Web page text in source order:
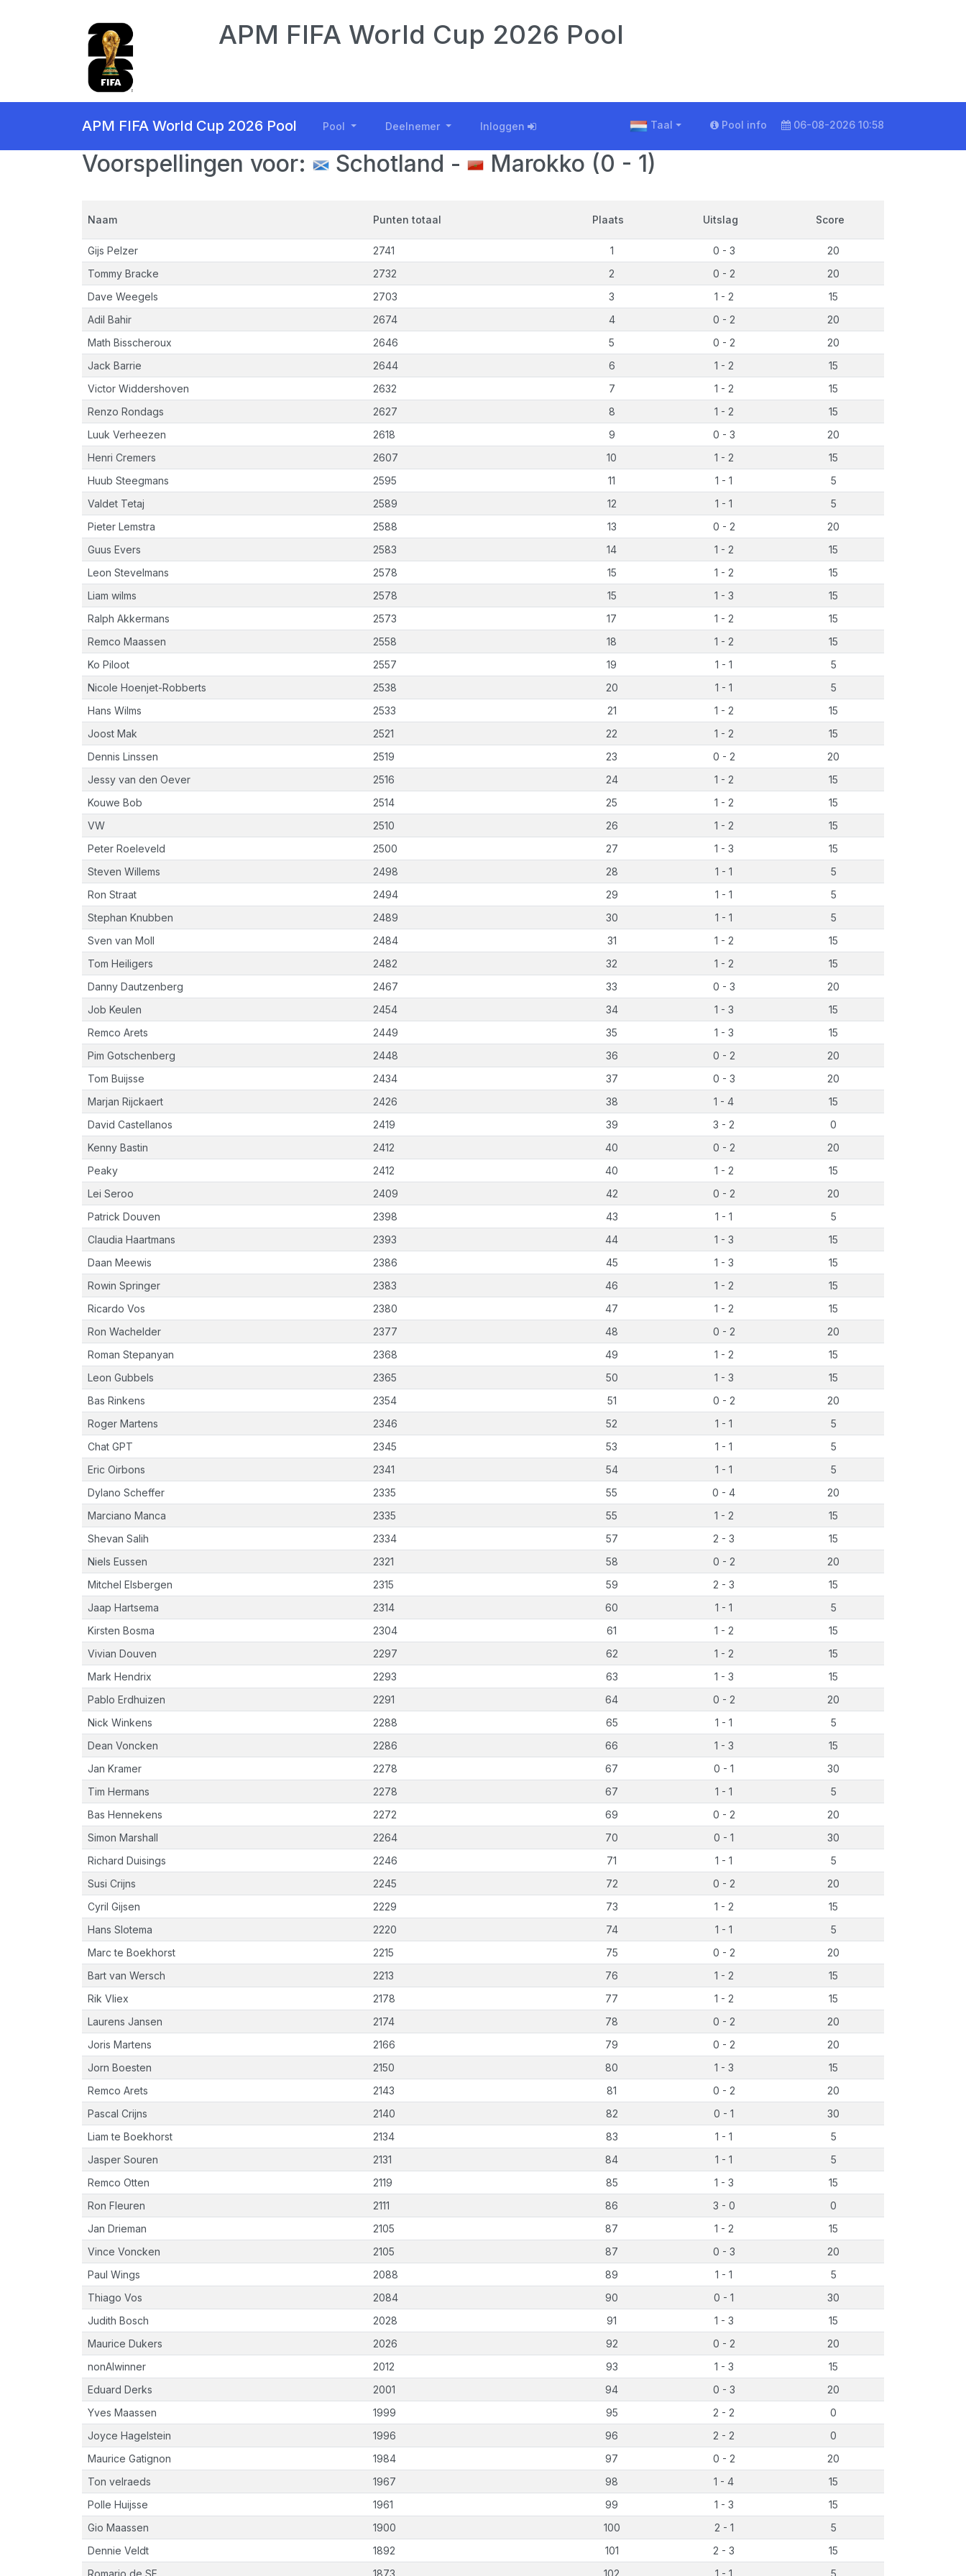
APM FIFA World Cup 2026 Pool
APM FIFA World Cup 2026 Pool Pool Deelnemer Inloggen Taal Pool info 06-08-2026 10:58
Voorspellingen voor: Schotland - Marokko (0 - 1)
Naam Punten totaal Plaats Uitslag Score
Gijs Pelzer 2741 1 0 - 3
20
Tommy Bracke
2732 2 0 - 2
20
Dave Weegels
2703 3 1 - 2
15
Adil Bahir
2674 4 0 - 2
20
Math Bisscheroux
2646 5 0 - 2
20
Jack Barrie
2644 6 1 - 2
15
Victor Widdershoven
2632 7 1 - 2
15
Renzo Rondags
2627 8 1 - 2
15
Luuk Verheezen
2618 9 0 - 3
20
Henri Cremers
2607 10 1 - 2
15
Huub Steegmans
2595 11 1 - 1
5
Valdet Tetaj
2589 12 1 - 1
5
Pieter Lemstra
2588 13 0 - 2
20
Guus Evers
2583 14 1 - 2
15
Leon Stevelmans
2578 15 1 - 2
15
Liam wilms
2578 15 1 - 3
15
Ralph Akkermans
2573 17 1 - 2
15
Remco Maassen
2558 18 1 - 2
15
Ko Piloot
2557 19 1 - 1
5
Nicole Hoenjet-Robberts
2538 20 1 - 1
5
Hans Wilms
2533 21 1 - 2
15
Joost Mak
2521 22 1 - 2
15
Dennis Linssen
2519 23 0 - 2
20
Jessy van den Oever
2516 24 1 - 2
15
Kouwe Bob
2514 25 1 - 2
15
VW
2510 26 1 - 2
15
Peter Roeleveld
2500 27 1 - 3
15
Steven Willems
2498 28 1 - 1
5
Ron Straat
2494 29 1 - 1
5
Stephan Knubben
2489 30 1 - 1
5
Sven van Moll
2484 31 1 - 2
15
Tom Heiligers
2482 32 1 - 2
15
Danny Dautzenberg
2467 33 0 - 3
20
Job Keulen
2454 34 1 - 3
15
Remco Arets
2449 35 1 - 3
15
Pim Gotschenberg
2448 36 0 - 2
20
Tom Buijsse
2434 37 0 - 3
20
Marjan Rijckaert
2426 38 1 - 4
15
David Castellanos
2419 39 3 - 2
0
Kenny Bastin
2412 40 0 - 2
20
Peaky
2412 40 1 - 2
15
Lei Seroo
2409 42 0 - 2
20
Patrick Douven
2398 43 1 - 1
5
Claudia Haartmans
2393 44 1 - 3
15
Daan Meewis
2386 45 1 - 3
15
Rowin Springer
2383 46 1 - 2
15
Ricardo Vos
2380 47 1 - 2
15
Ron Wachelder
2377 48 0 - 2
20
Roman Stepanyan
2368 49 1 - 2
15
Leon Gubbels
2365 50 1 - 3
15
Bas Rinkens
2354 51 0 - 2
20
Roger Martens
2346 52 1 - 1
5
Chat GPT
2345 53 1 - 1
5
Eric Oirbons
2341 54 1 - 1
5
Dylano Scheffer
2335 55 0 - 4
20
Marciano Manca
2335 55 1 - 2
15
Shevan Salih
2334 57 2 - 3
15
Niels Eussen
2321 58 0 - 2
20
Mitchel Elsbergen
2315 59 2 - 3
15
Jaap Hartsema
2314 60 1 - 1
5
Kirsten Bosma
2304 61 1 - 2
15
Vivian Douven
2297 62 1 - 2
15
Mark Hendrix
2293 63 1 - 3
15
Pablo Erdhuizen
2291 64 0 - 2
20
Nick Winkens
2288 65 1 - 1
5
Dean Voncken
2286 66 1 - 3
15
Jan Kramer
2278 67 0 - 1
30
Tim Hermans
2278 67 1 - 1
5
Bas Hennekens
2272 69 0 - 2
20
Simon Marshall
2264 70 0 - 1
30
Richard Duisings
2246 71 1 - 1
5
Susi Crijns
2245 72 0 - 2
20
Cyril Gijsen
2229 73 1 - 2
15
Hans Slotema
2220 74 1 - 1
5
Marc te Boekhorst
2215 75 0 - 2
20
Bart van Wersch
2213 76 1 - 2
15
Rik Vliex
2178 77 1 - 2
15
Laurens Jansen
2174 78 0 - 2
20
Joris Martens
2166 79 0 - 2
20
Jorn Boesten
2150 80 1 - 3
15
Remco Arets
2143 81 0 - 2
20
Pascal Crijns
2140 82 0 - 1
30
Liam te Boekhorst
2134 83 1 - 1
5
Jasper Souren
2131 84 1 - 1
5
Remco Otten
2119 85 1 - 3
15
Ron Fleuren
2111 86 3 - 0
0
Jan Drieman
2105 87 1 - 2
15
Vince Voncken
2105 87 0 - 3
20
Paul Wings
2088 89 1 - 1
5
Thiago Vos
2084 90 0 - 1
30
Judith Bosch
2028 91 1 - 3
15
Maurice Dukers
2026 92 0 - 2
20
nonAIwinner
2012 93 1 - 3
15
Eduard Derks
2001 94 0 - 3
20
Yves Maassen
1999 95 2 - 2
0
Joyce Hagelstein
1996 96 2 - 2
0
Maurice Gatignon
1984 97 0 - 2
20
Ton velraeds
1967 98 1 - 4
15
Polle Huijsse
1961 99 1 - 3
15
Gio Maassen
1900 100 2 - 1
5
Dennie Veldt
1892 101 2 - 3
15
Romario de SF
1873 102 1 - 1 5